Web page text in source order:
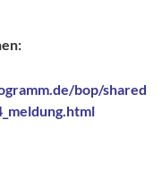
bop/shared